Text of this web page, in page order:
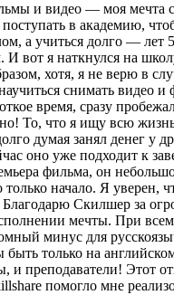
и видео — моя мечта с
в академию,
а учиться долго — лет
И вот я наткнулся на
хотя, я не верю в
снимать видео
время, сразу
То, что я ищу всю
думая занял денег у
оно уже подходит к
фильма, он
только начало. Я уверен,
Скилшер за
мечты. При
минус для
только на
и преподаватели! Этот
помогло мне